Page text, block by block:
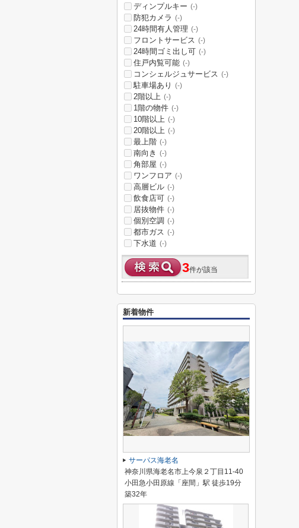
ディンプルキー (-)
防犯カメラ (-)
24時間有人管理 (-)
フロントサービス (-)
24時間ゴミ出し可 (-)
住戸内覧可能 (-)
コンシェルジュサービス (-)
駐車場あり (-)
2階以上 (-)
1階の物件 (-)
10階以上 (-)
20階以上 (-)
最上階 (-)
南向き (-)
角部屋 (-)
ワンフロア (-)
高層ビル (-)
飲食店可 (-)
居抜物件 (-)
個別空調 (-)
都市ガス (-)
下水道 (-)
3件が該当
新着物件
サーパス海老名
神奈川県海老名市上今泉２丁目11-40
小田急小田原線「座間」駅 徒歩19分
築32年